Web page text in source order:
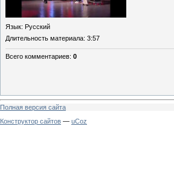
Язык: Русский
Длительность материала: 3:57
Всего комментариев: 0
Полная версия сайта
Конструктор сайтов — uCoz